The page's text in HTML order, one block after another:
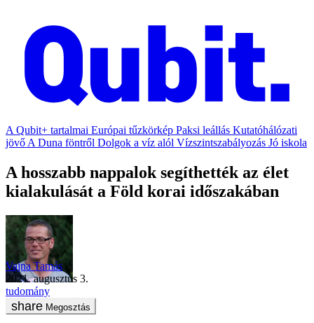
A Qubit+ tartalmai Európai tűzkörkép Paksi leállás Kutatóhálózati
jövő A Duna föntről Dolgok a víz alól Vízszintszabályozás Jó iskola
A hosszabb nappalok segíthették az élet
kialakulását a Föld korai időszakában
Vajna Tamás
2021. augusztus 3.
tudomány
Megosztás